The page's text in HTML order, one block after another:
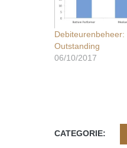
Debiteurenbeheer:
Outstanding
06/10/2017
CATEGORIE: